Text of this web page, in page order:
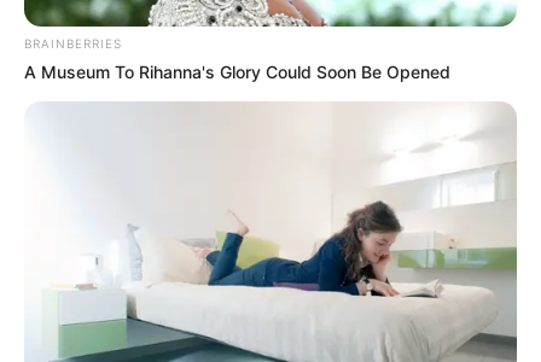
és türelemmel választottam ki.
BRAINBERRIES
A Museum To Rihanna's Glory Could Soon Be Opened